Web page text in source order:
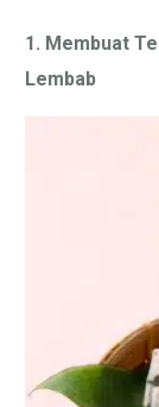
1. Membuat
Lembab